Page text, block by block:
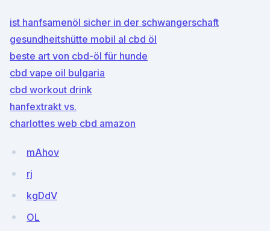
ist hanfsamenöl sicher in der schwangerschaft
gesundheitshütte mobil al cbd öl
beste art von cbd-öl für hunde
cbd vape oil bulgaria
cbd workout drink
hanfextrakt vs.
charlottes web cbd amazon
mAhov
rj
kgDdV
OL